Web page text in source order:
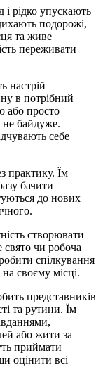
рідко упускають
подорожі,
та живе
переживати
настрій
в потрібний
або просто
не байдуже.
себе
практику. Їм
бачити
до нових
створювати
свято чи робоча
спілкування
своєму місці.
представників
та рутини. Їм
або жити за
приймати
оцінити всі